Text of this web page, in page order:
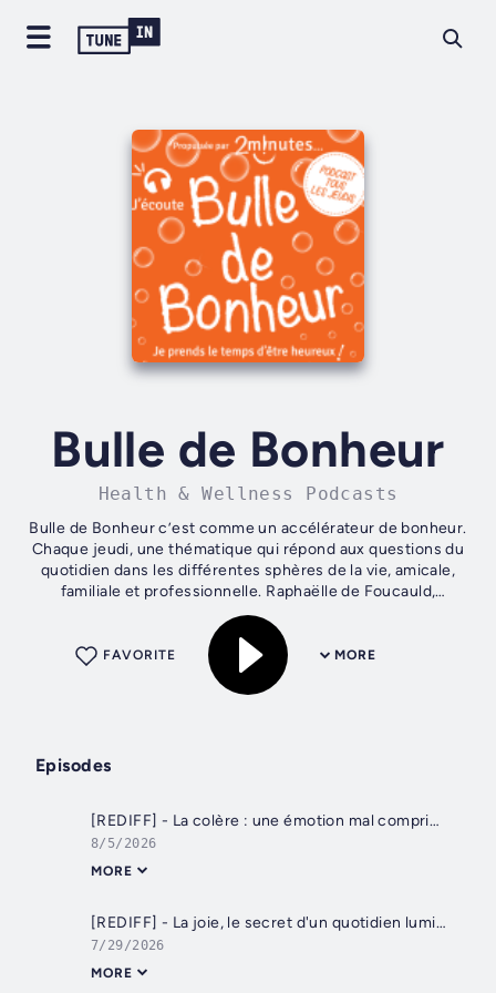
Bulle de Bonheur
Health & Wellness Podcasts
Bulle de Bonheur c’est comme un accélérateur de bonheur.
Chaque jeudi, une thématique qui répond aux questions du
quotidien dans les différentes sphères de la vie, amicale,
familiale et professionnelle. Raphaëlle de Foucauld,
thérapeute et...
MORE
FAVORITE
Episodes
[REDIFF] - La colère : une émotion mal comprise avec Angélique Gimenez
8/5/2026
MORE
[REDIFF] - La joie, le secret d'un quotidien lumineux avec Angélique Gimenez
7/29/2026
MORE